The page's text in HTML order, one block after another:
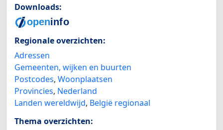
Downloads:
Regionale overzichten:
Adressen
Gemeenten, wijken en buurten
Postcodes, Woonplaatsen
Provincies, Nederland
Landen wereldwijd, België regionaal
Thema overzichten: